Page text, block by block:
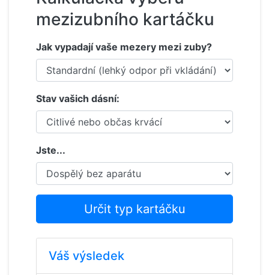
mezizubního kartáčku
Jak vypadají vaše mezery mezi zuby?
Stav vašich dásní:
Jste...
Určit typ kartáčku
Váš výsledek